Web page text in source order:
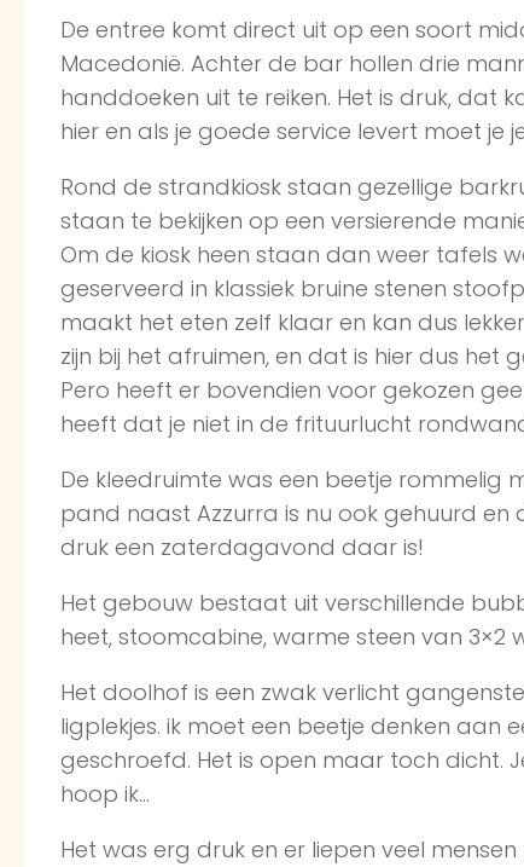
De entree komt direct uit op een soort
Macedonië. Achter de bar hollen drie
handdoeken uit te reiken. Het is druk, dat
hier en als je goede service levert moet je
Rond de strandkiosk staan gezellige
staan te bekijken op een versierende
Om de kiosk heen staan dan weer tafels
geserveerd in klassiek bruine stenen
maakt het eten zelf klaar en kan dus
zijn bij het afruimen, en dat is hier dus het
Pero heeft er bovendien voor gekozen
heeft dat je niet in de frituurlucht
De kleedruimte was een beetje rommelig
pand naast Azzurra is nu ook gehuurd
druk een zaterdagavond daar is!
Het gebouw bestaat uit verschillende
heet, stoomcabine, warme steen van 3×2
Het doolhof is een zwak verlicht
ligplekjes. ik moet een beetje denken aan
geschroefd. Het is open maar toch dicht.
hoop ik…
Het was erg druk en er liepen veel